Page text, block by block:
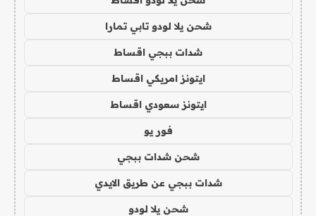
شحن يلا لودو تابي تمارا
شدات ببجي اقساط
ايتونز امريكي اقساط
ايتونز سعودي اقساط
فور يو
شحن شدات ببجي
شدات ببجي عن طريق الايدي
شحن يلا لودو